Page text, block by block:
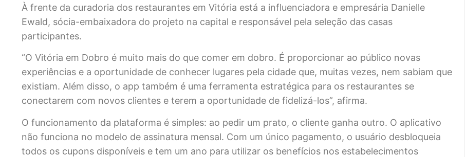
À frente da curadoria dos restaurantes em Vitória está a influenciadora e empresária Danielle
Ewald, sócia-embaixadora do projeto na capital e responsável pela seleção das casas
participantes.
“O Vitória em Dobro é muito mais do que comer em dobro. É proporcionar ao público novas
experiências e a oportunidade de conhecer lugares pela cidade que, muitas vezes, nem sabiam que
existiam. Além disso, o app também é uma ferramenta estratégica para os restaurantes se
conectarem com novos clientes e terem a oportunidade de fidelizá-los”, afirma.
O funcionamento da plataforma é simples: ao pedir um prato, o cliente ganha outro. O aplicativo
não funciona no modelo de assinatura mensal. Com um único pagamento, o usuário desbloqueia
todos os cupons disponíveis e tem um ano para utilizar os benefícios nos estabelecimentos